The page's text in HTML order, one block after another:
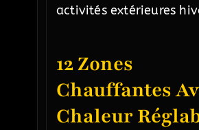
activités extérieures
12 Zones
Chauffantes
Chaleur